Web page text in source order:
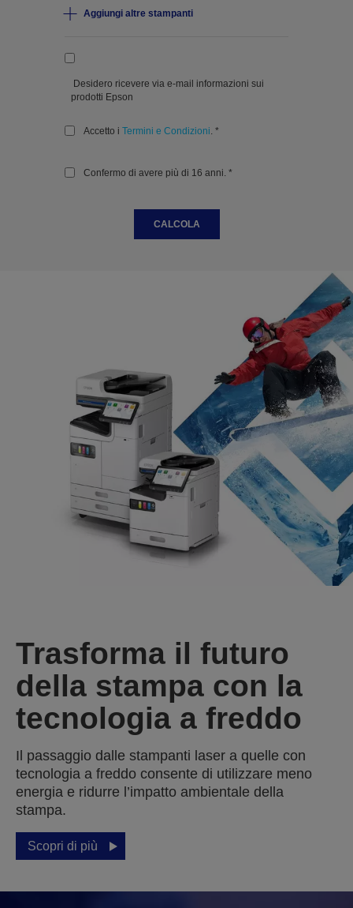
Aggiungi altre stampanti
Desidero ricevere via e-mail informazioni sui
prodotti Epson
Accetto i Termini e Condizioni. *
Confermo di avere più di 16 anni. *
CALCOLA
Trasforma il futuro
della stampa con la
tecnologia a freddo
Il passaggio dalle stampanti laser a quelle con
tecnologia a freddo consente di utilizzare meno
energia e ridurre l’impatto ambientale della
stampa.
Scopri di più